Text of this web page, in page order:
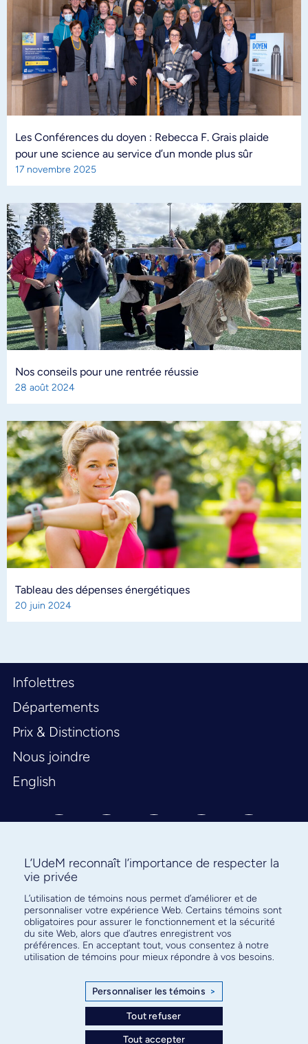
Les Conférences du doyen : Rebecca F. Grais plaide
pour une science au service d’un monde plus sûr
17 novembre 2025
Nos conseils pour une rentrée réussie
28 août 2024
Tableau des dépenses énergétiques
20 juin 2024
Infolettres
Départements
Prix & Distinctions
Nous joindre
English
Abonnez-vous à notre infolettre
pour connaître l’actualité facultaire
L’UdeM reconnaît l’importance de respecter la
vie privée
L’utilisation de témoins nous permet d’améliorer et de
personnaliser votre expérience Web. Certains témoins sont
obligatoires pour assurer le fonctionnement et la sécurité
du site Web, alors que d’autres enregistrent vos
préférences. En acceptant tout, vous consentez à notre
utilisation de témoins pour mieux répondre à vos besoins.
Personnaliser les témoins >
Tout refuser
Tout accepter